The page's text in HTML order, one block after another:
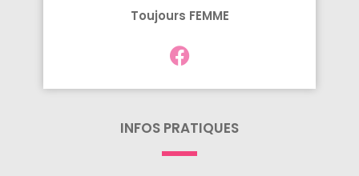
Toujours FEMME
INFOS PRATIQUES